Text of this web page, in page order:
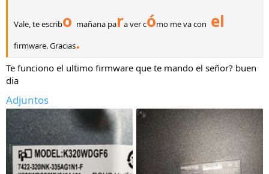
Vale, te escribo mañana para ver cómo me va con el
firmware. Gracias.
Te funciono el ultimo firmware que te mando el señor? buen
dia
Adjuntos